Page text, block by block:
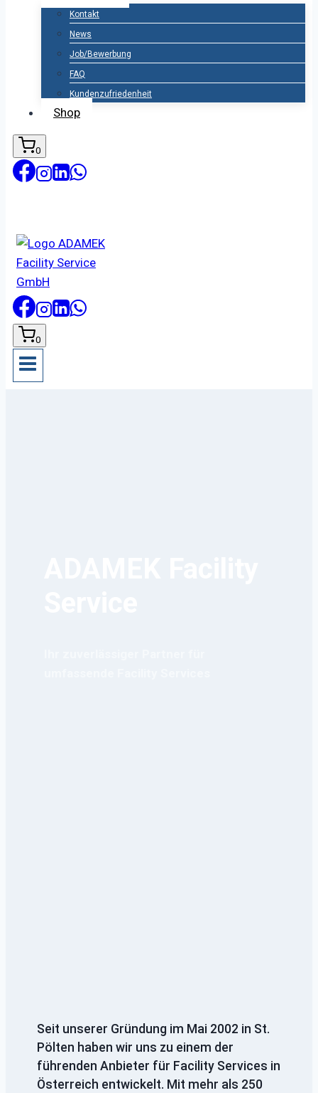
Kontakt
News
Job/Bewerbung
FAQ
Kundenzufriedenheit
Shop
0
0
Seit unserer Gründung im Mai 2002 in St.
Pölten haben wir uns zu einem der
führenden Anbieter für Facility Services in
Österreich entwickelt. Mit mehr als 250